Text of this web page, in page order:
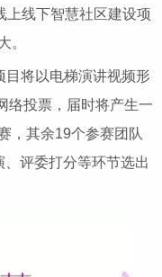
上线下智慧社区建设项
。
将以电梯演讲视频形
络投票，届时将产生一
，其余19个参赛团队
评委打分等环节选出